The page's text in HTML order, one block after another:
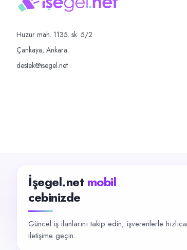
Huzur mah. 1135. sk. 5/2
Çankaya, Ankara
destek@isegel.net
İşegel.net mobil
cebinizde
Güncel iş ilanlarını takip edin, işverenlerle hızlıca
iletişime geçin.